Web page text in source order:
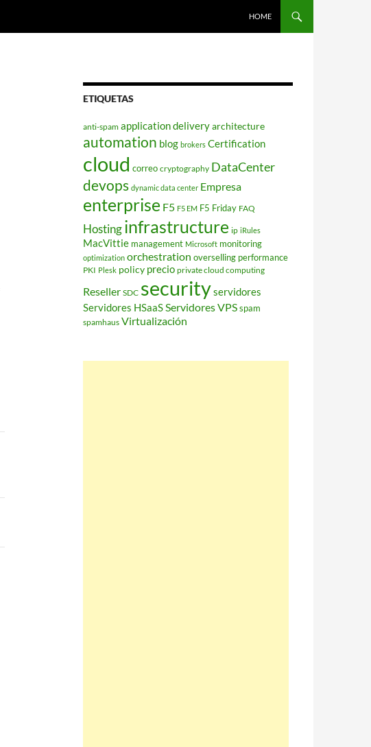
HOME
ETIQUETAS
anti-spam application deliveryarchitecture
automation blog brokers Certification
cloud correo cryptography DataCenter
devops dynamic data center Empresa
enterprise F5 F5 EM F5 Friday FAQ
Hostinginfrastructure ip iRules
MacVittie management Microsoft monitoring
optimization orchestration overselling performance
PKI Plesk policy precio private cloud computing
Reseller SDC securityservidores
Servidores HSaaSServidores VPSspam
spamhaus Virtualización